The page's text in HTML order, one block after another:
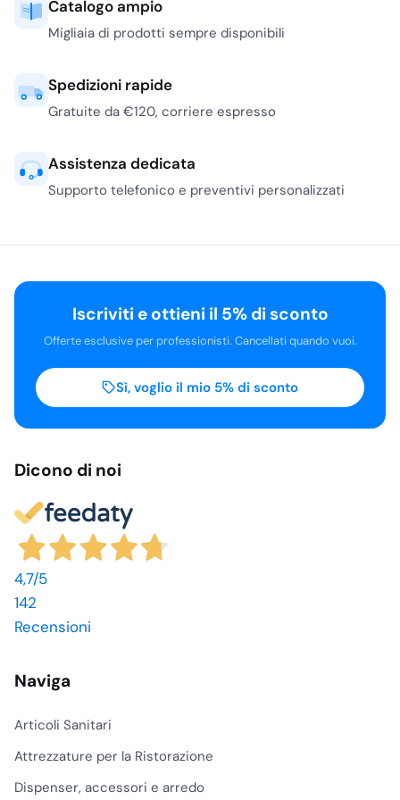
pavimenti elettriche
uomo a terra, ideali per
medie dimensioni.
Esplora le opzioni
disponibili nella sezione
Accessori.
Lavamoquette
Fiorentini offre
lavamoquette di alta
gamma, progettate per
efficacia e durabilità.
Trova questi prodotti
nella categoria
Accessori.
Perché acquistare i
prodotti Fiorentini
su Gevenit?
Scegliendo Gevenit per i
tuoi acquisti di prodotti
Fiorentini, potrai
beneficiare di:
Risparmia
volumi di prodotto.
Ampia scelta di
Da oltre 30 anni
Spedizioni rapide
Gratuite da €120, corriere espresso
Assistenza dedicata
Dicono di noi